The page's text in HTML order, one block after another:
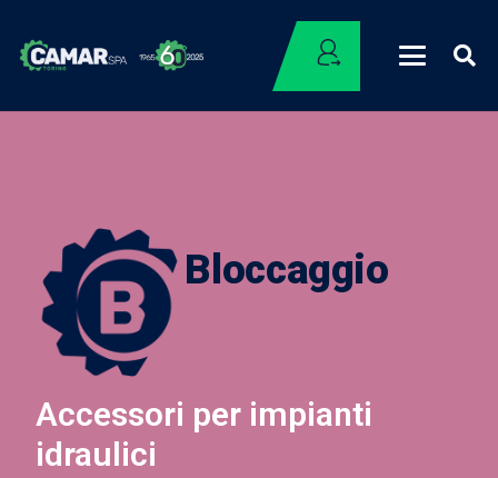
Bloccaggio
Accessori per impianti
idraulici